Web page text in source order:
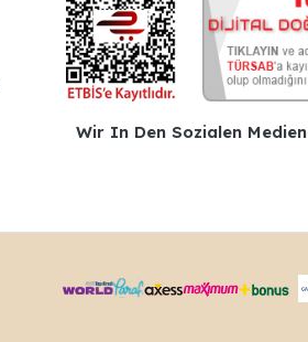
Wir In Den Sozialen Medien